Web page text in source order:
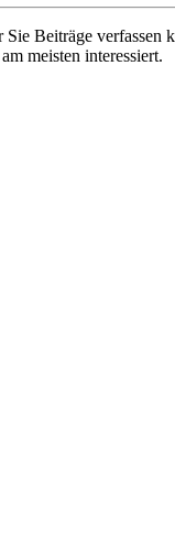
Sie Beiträge verfassen
meisten interessiert.